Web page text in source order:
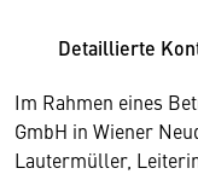
Detaillierte
Im Rahmen eines
GmbH in Wiener
Lautermüller,